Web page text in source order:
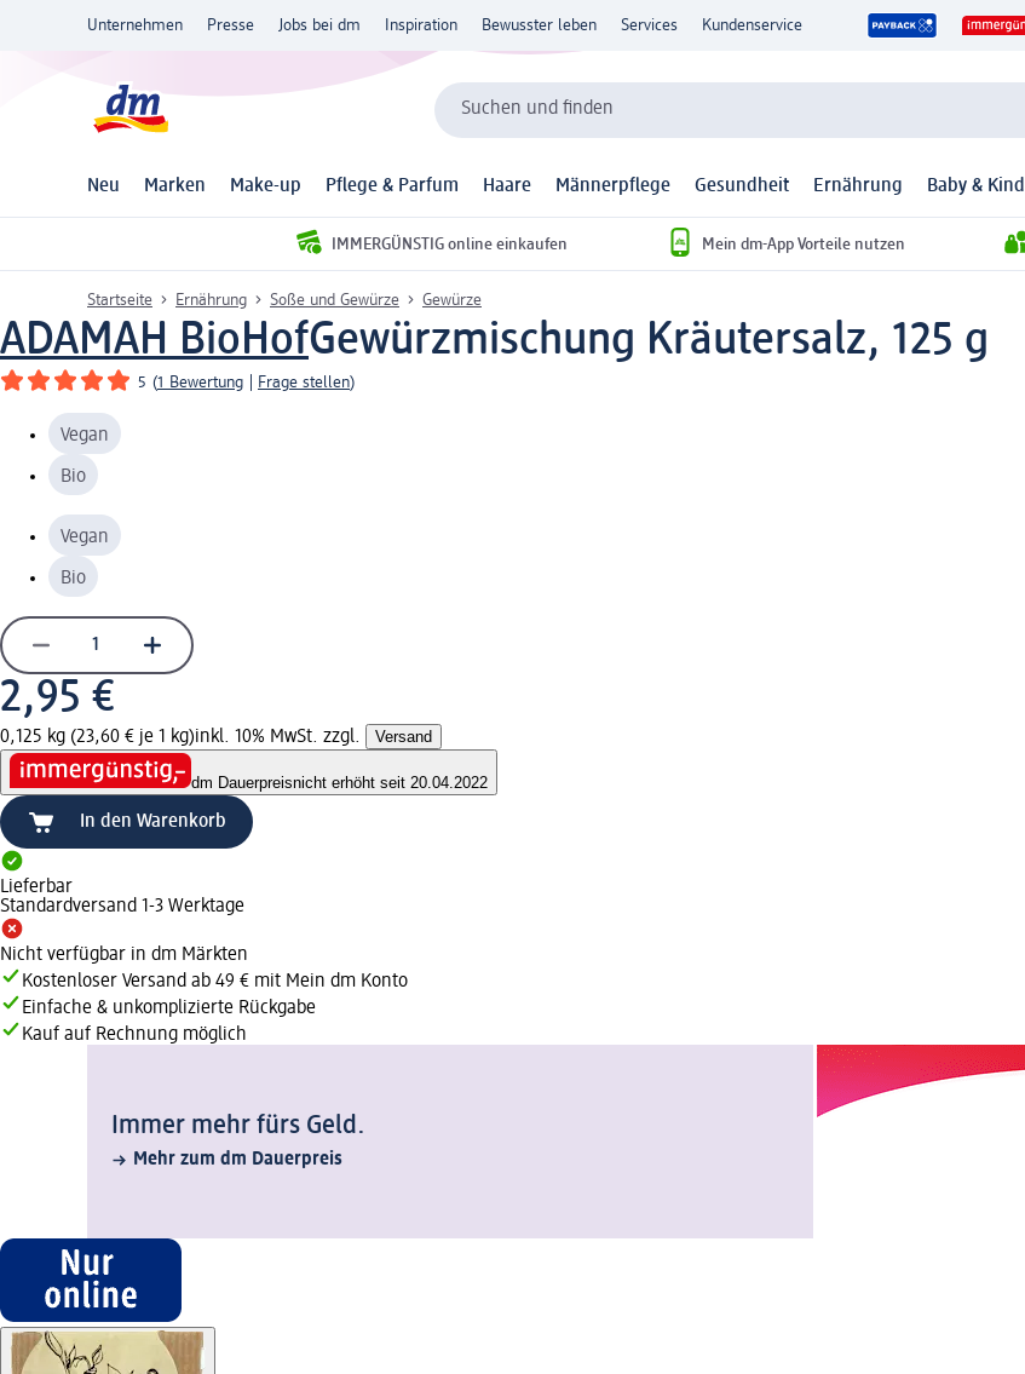
Unternehmen Presse Jobs bei dm Inspiration Bewusster leben Services Kundenservice
Suchen und finden
Neu Marken Make-up Pflege & Parfum Haare Männerpflege Gesundheit Ernährung Baby & Kind
IMMERGÜNSTIG online einkaufen Mein dm-App Vorteile nutzen
Startseite Ernährung Soße und Gewürze Gewürze
ADAMAH BioHofGewürzmischung Kräutersalz, 125 g
5 (1 Bewertung Frage stellen)
Vegan
Bio
Vegan
Bio
2,95 €
0,125 kg (23,60 € je 1 kg)inkl. 10% MwSt. zzgl. Versand
dm Dauerpreisnicht erhöht seit 20.04.2022
In den Warenkorb
Lieferbar
Standardversand 1-3 Werktage
Nicht verfügbar in dm Märkten
Kostenloser Versand ab 49 € mit Mein dm Konto
Einfache & unkomplizierte Rückgabe
Kauf auf Rechnung möglich
Immer mehr fürs Geld.
Mehr zum dm Dauerpreis